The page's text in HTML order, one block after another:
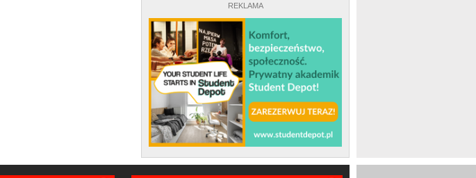
REKLAMA